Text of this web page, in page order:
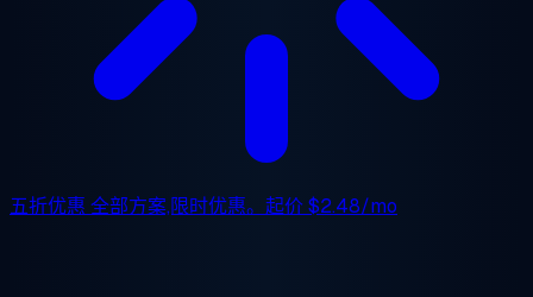
五折优惠 全部方案,限时优惠。起价$2.48/mo